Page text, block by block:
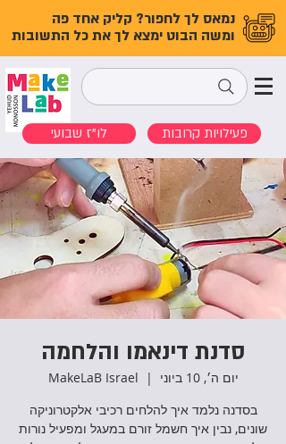
נמאס לך לחפור? קליק אחד פה
ומשה הבוט ימצא לך את כל התשובות
לו"ז שבועי פעילויות קרובות
סדנת דינאמו והלחמה
יום ה׳, 10 ביוני
  |
MakeLaB Israel
בסדנה נלמד איך להלחים רכיבי אלקטרוניקה
שונים, נבין איך חשמל זורם במעגל ומפעיל נורות